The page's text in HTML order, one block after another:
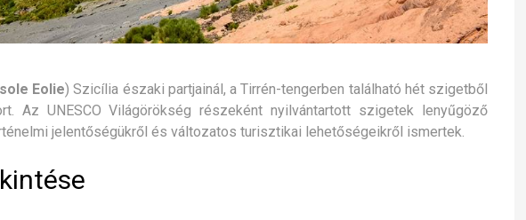
Eolie) Szicília északi partjainál, a Tirrén-tengerben található hét szigetből
Az UNESCO Világörökség részeként nyilvántartott szigetek lenyűgöző
jelentőségükről és változatos turisztikai lehetőségeikről ismertek.